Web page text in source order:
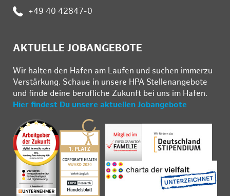
Telefon:
+49 40 42847-0
AKTUELLE JOBANGEBOTE
Wir hal­ten den Ha­fen am Lau­fen und su­chen im­mer­zu
Ver­stär­kung. Schau­e in un­se­re HPA Stel­len­an­ge­bo­te
und fin­de deine be­ruf­li­che Zu­kunft bei uns im Ha­fen.
Hier findest Du unsere aktuellen Jobangebote